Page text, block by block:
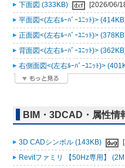
下面図 (333KB)
[2026/06/
平面図<(左右ﾙｰﾊﾞｰﾕﾆｯﾄ)>
正面図<(左右ﾙｰﾊﾞｰﾕﾆｯﾄ)>
背面図<(左右ﾙｰﾊﾞｰﾕﾆｯﾄ)>
右側面図<(左右ﾙｰﾊﾞｰﾕﾆｯﾄ)>
BIM・3DCAD・属性情
3D CADシンボル (143KB)
Revitファミリ 【50Hz専用】